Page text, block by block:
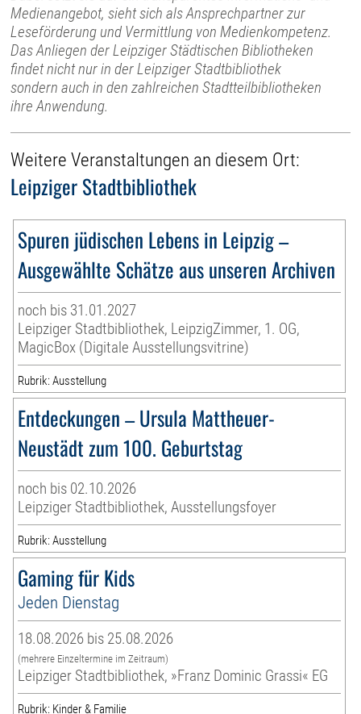
Medienangebot, sieht sich als Ansprechpartner zur
Leseförderung und Vermittlung von Medienkompetenz.
Das Anliegen der Leipziger Städtischen Bibliotheken
findet nicht nur in der Leipziger Stadtbibliothek
sondern auch in den zahlreichen Stadtteilbibliotheken
ihre Anwendung.
Weitere Veranstaltungen an diesem Ort:
Leipziger Stadtbibliothek
Spuren jüdischen Lebens in Leipzig –
Ausgewählte Schätze aus unseren Archiven
noch bis 31.01.2027
Leipziger Stadtbibliothek, LeipzigZimmer, 1. OG,
MagicBox (Digitale Ausstellungsvitrine)
Rubrik: Ausstellung
Entdeckungen – Ursula Mattheuer-
Neustädt zum 100. Geburtstag
noch bis 02.10.2026
Leipziger Stadtbibliothek, Ausstellungsfoyer
Rubrik: Ausstellung
Gaming für Kids
Jeden Dienstag
18.08.2026 bis 25.08.2026
(mehrere Einzeltermine im Zeitraum)
Leipziger Stadtbibliothek, »Franz Dominic Grassi« EG
Rubrik: Kinder & Familie